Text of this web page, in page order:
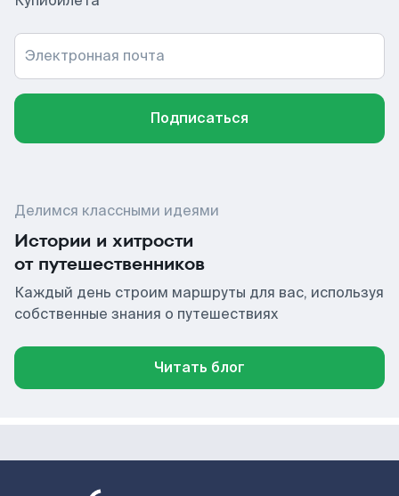
Электронная почта
Подписаться
Делимся классными идеями
Истории и хитрости
от путешественников
Каждый день строим маршруты для вас, используя
собственные знания о путешествиях
Читать блог